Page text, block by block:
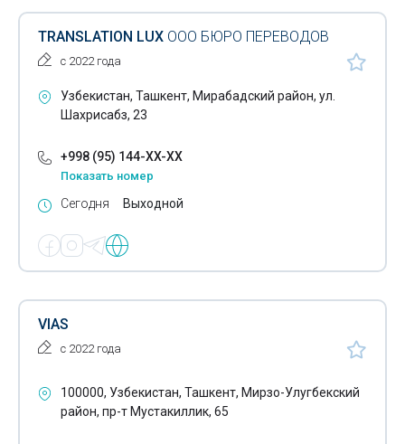
TRANSLATION LUX ООО БЮРО ПЕРЕВОДОВ
с 2022 года
Узбекистан, Ташкент, Мирабадский район, ул.
Шахрисабз, 23
+998 (95) 144-XX-XX
Показать номер
Сегодня Выходной
VIAS
с 2022 года
100000, Узбекистан, Ташкент, Мирзо-Улугбекский
район, пр-т Мустакиллик, 65